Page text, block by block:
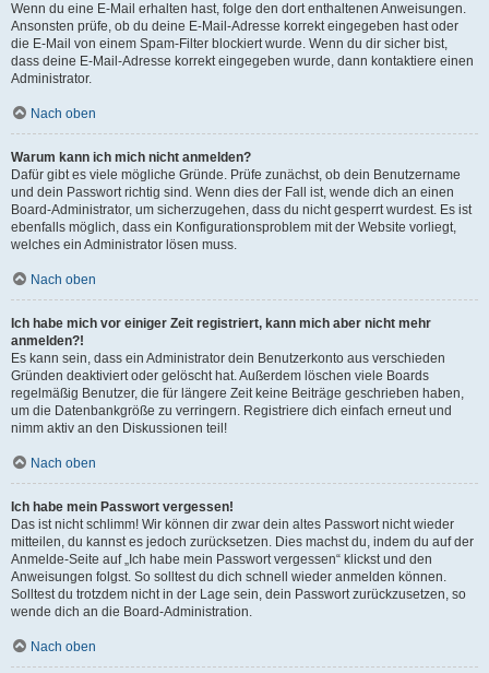
Wenn du eine E-Mail erhalten hast, folge den dort enthaltenen Anweisungen.
Ansonsten prüfe, ob du deine E-Mail-Adresse korrekt eingegeben hast oder
die E-Mail von einem Spam-Filter blockiert wurde. Wenn du dir sicher bist,
dass deine E-Mail-Adresse korrekt eingegeben wurde, dann kontaktiere einen
Administrator.
Nach oben
Warum kann ich mich nicht anmelden?
Dafür gibt es viele mögliche Gründe. Prüfe zunächst, ob dein Benutzername
und dein Passwort richtig sind. Wenn dies der Fall ist, wende dich an einen
Board-Administrator, um sicherzugehen, dass du nicht gesperrt wurdest. Es ist
ebenfalls möglich, dass ein Konfigurationsproblem mit der Website vorliegt,
welches ein Administrator lösen muss.
Nach oben
Ich habe mich vor einiger Zeit registriert, kann mich aber nicht mehr
anmelden?!
Es kann sein, dass ein Administrator dein Benutzerkonto aus verschieden
Gründen deaktiviert oder gelöscht hat. Außerdem löschen viele Boards
regelmäßig Benutzer, die für längere Zeit keine Beiträge geschrieben haben,
um die Datenbankgröße zu verringern. Registriere dich einfach erneut und
nimm aktiv an den Diskussionen teil!
Nach oben
Ich habe mein Passwort vergessen!
Das ist nicht schlimm! Wir können dir zwar dein altes Passwort nicht wieder
mitteilen, du kannst es jedoch zurücksetzen. Dies machst du, indem du auf der
Anmelde-Seite auf „Ich habe mein Passwort vergessen“ klickst und den
Anweisungen folgst. So solltest du dich schnell wieder anmelden können.
Solltest du trotzdem nicht in der Lage sein, dein Passwort zurückzusetzen, so
wende dich an die Board-Administration.
Nach oben